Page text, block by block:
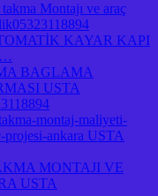
Montajı ve araç
KAYAR KAPI
BAGLAMA
USTA
montaj-maliyeti-
projesi-ankara USTA
MONTAJI VE
USTA